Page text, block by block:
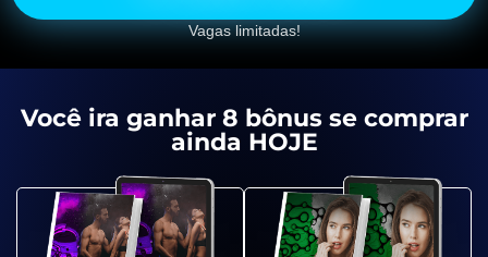
Vagas limitadas!
Você ira ganhar 8 bônus se comprar
ainda HOJE